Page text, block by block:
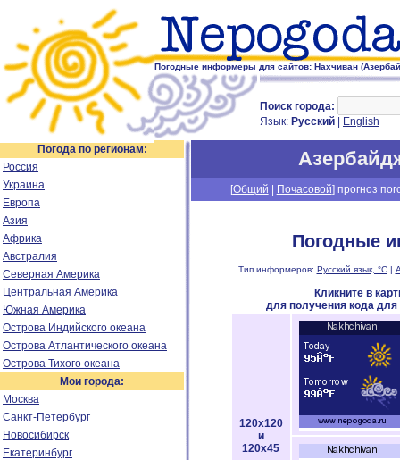
Погодные информеры для сайтов: Нахчиван
Поиск города:
Язык: Русский English
Погода по регионам:
Россия
Украина
Европа
Азия
Африка
Австралия
Северная Америка
Центральная Америка
Южная Америка
Острова Индийского океана
Острова Атлантического океана
Острова Тихого океана
Мои города:
Москва
Санкт-Петербург
Новосибирск
Екатеринбург
[Общий Почасовой] прогноз
Погодные
Тип информеров: Русский язык, °C|
Кликните в
для получения кода
120x120
и
120x45